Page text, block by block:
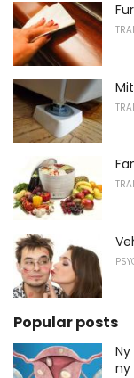
Popular posts
ny